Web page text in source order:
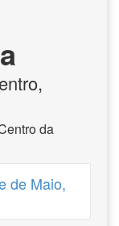
da
de Maio,